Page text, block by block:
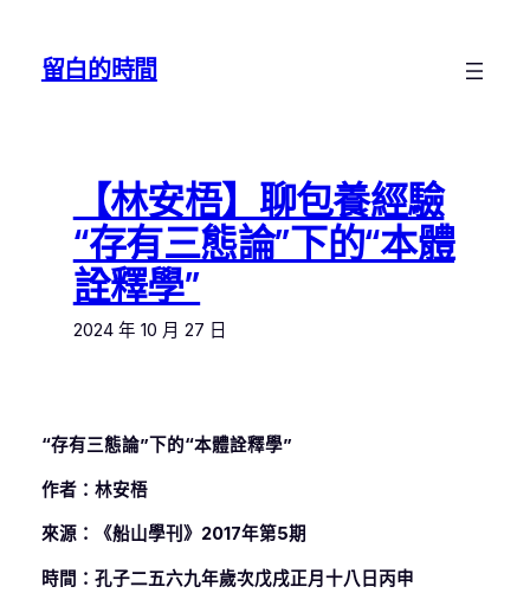
留白的時間
【林安梧】聊包養經驗
“存有三態論”下的“本體
詮釋學”
2024 年 10 月 27 日
“存有三態論”下的“本體詮釋學”
作者：林安梧
來源：《船山學刊》2017年第5期
時間：孔子二五六九年歲次戊戌正月十八日丙申